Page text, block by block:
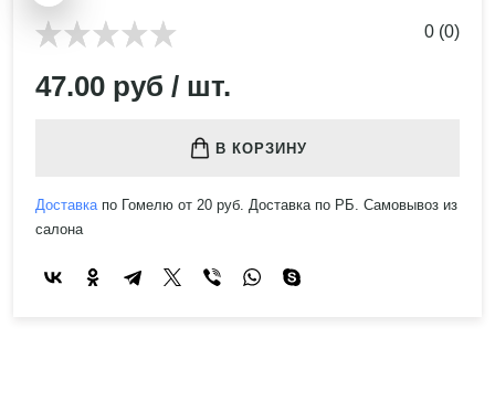
0 (0)
47.00 руб / шт.
В КОРЗИНУ
Доставкапо Гомелю от 20 руб. Доставка по РБ. Самовывоз из
салона